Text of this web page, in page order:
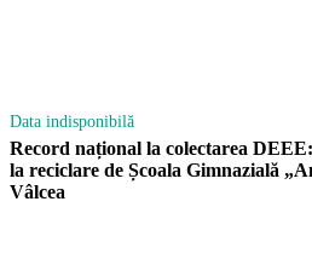
Data indisponibilă
Record național la colectarea
la reciclare de Școala Gimnazială
Vâlcea